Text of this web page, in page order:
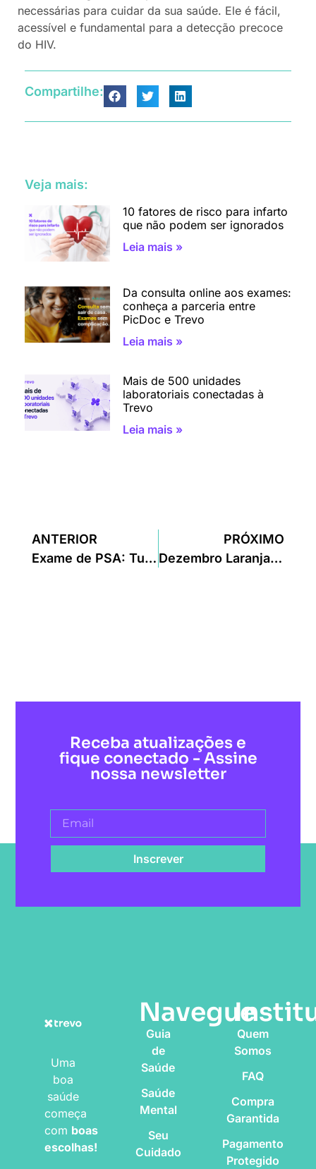
necessárias para cuidar da sua saúde. Ele é fácil,
acessível e fundamental para a detecção precoce
do HIV.
Compartilhe:
Veja mais:
10 fatores de risco para infarto
que não podem ser ignorados
Leia mais »
Da consulta online aos exames:
conheça a parceria entre
PicDoc e Trevo
Leia mais »
Mais de 500 unidades
laboratoriais conectadas à
Trevo
Leia mais »
ANTERIOR
Exame de PSA: Tudo o que Você Precisa Saber
PRÓXIMO
Dezembro Laranja: Prevenindo o Câncer de Pele
Receba atualizações e
fique conectado - Assine
nossa newsletter
Inscrever
Uma
boa
saúde
começa
com boas
escolhas!
Navegue
Guia
de
Saúde
Saúde
Mental
Seu
Cuidado
Quem
Somos
FAQ
Compra
Garantida
Pagamento
Protegido